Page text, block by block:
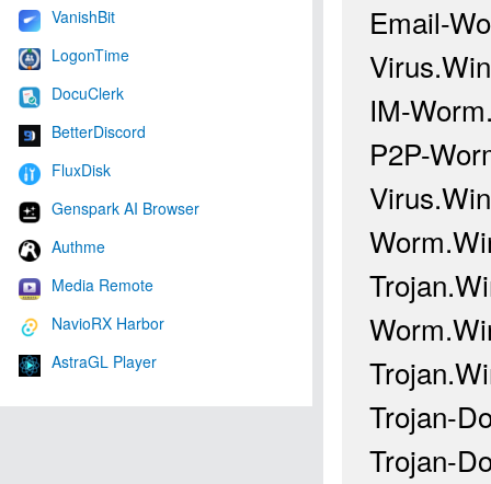
VanishBit
LogonTime
DocuClerk
BetterDiscord
FluxDisk
Genspark AI Browser
Authme
Media Remote
NavioRX Harbor
AstraGL Player
Email-
IM-
P2P-
Trojan-
Trojan-